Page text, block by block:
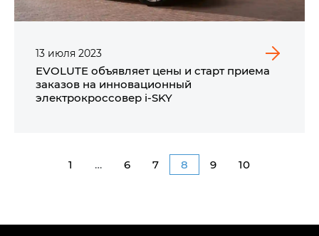
13 июля 2023
EVOLUTE объявляет цены и старт приема
заказов на инновационный
электрокроссовер i‑SKY
1 … 6 7 8 9 10